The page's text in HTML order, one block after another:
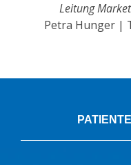
Leitung
Petra Hunger |